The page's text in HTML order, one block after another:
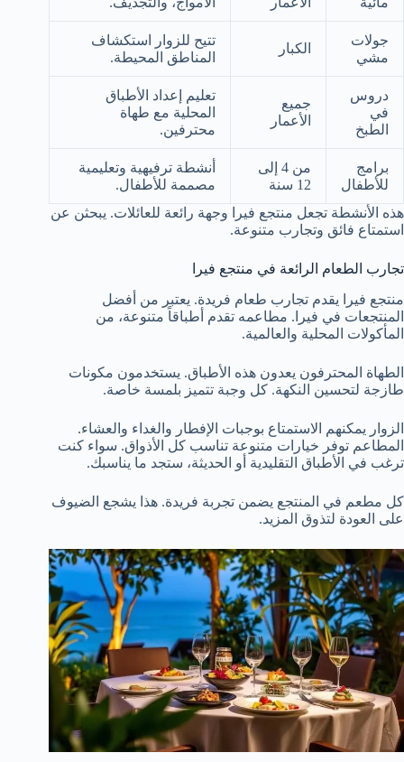
جولات
مشي
الكبار
تتيح للزوار استكشاف
المناطق المحيطة.
دروس
في
الطبخ
جميع
الأعمار
تعليم إعداد الأطباق
المحلية مع طهاة
محترفين.
برامج
للأطفال
من 4 إلى
12 سنة
أنشطة ترفيهية وتعليمية
مصممة للأطفال.
هذه الأنشطة تجعل منتجع فيرا وجهة رائعة للعائلات. يبحثن عن
استمتاع فائق وتجارب متنوعة.
تجارب الطعام الرائعة في منتجع فيرا
منتجع فيرا يقدم تجارب طعام فريدة. يعتبر من أفضل
المنتجعات في فيرا. مطاعمه تقدم أطباقاً متنوعة، من
المأكولات المحلية والعالمية.
الطهاة المحترفون يعدون هذه الأطباق. يستخدمون مكونات
طازجة لتحسين النكهة. كل وجبة تتميز بلمسة خاصة.
الزوار يمكنهم الاستمتاع بوجبات الإفطار والغداء والعشاء.
المطاعم توفر خيارات متنوعة تناسب كل الأذواق. سواء كنت
ترغب في الأطباق التقليدية أو الحديثة، ستجد ما يناسبك.
كل مطعم في المنتجع يضمن تجربة فريدة. هذا يشجع الضيوف
على العودة لتذوق المزيد.